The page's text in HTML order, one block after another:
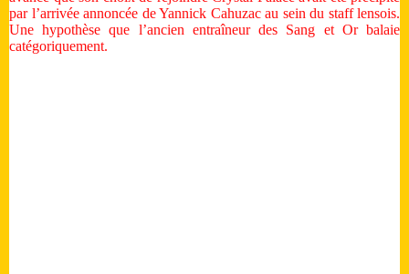
par l’arrivée annoncée de Yannick Cahuzac au sein du staff lensois.
Une hypothèse que l’ancien entraîneur des Sang et Or balaie
catégoriquement.